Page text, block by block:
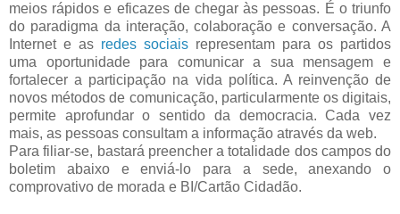
meios rápidos e eficazes de chegar às pessoas. É o triunfo
do paradigma da interação, colaboração e conversação. A
Internet e as redes sociais representam para os partidos
uma oportunidade para comunicar a sua mensagem e
fortalecer a participação na vida política. A reinvenção de
novos métodos de comunicação, particularmente os digitais,
permite aprofundar o sentido da democracia. Cada vez
mais, as pessoas consultam a informação através da web.
Para filiar-se, bastará preencher a totalidade dos campos do
boletim abaixo e enviá-lo para a sede, anexando o
comprovativo de morada e BI/Cartão Cidadão.